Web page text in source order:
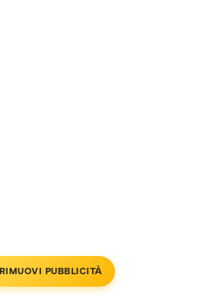
RIMUOVI PUBBLICITÀ